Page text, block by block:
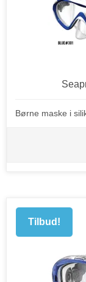
Børne maske i
Tilbud!